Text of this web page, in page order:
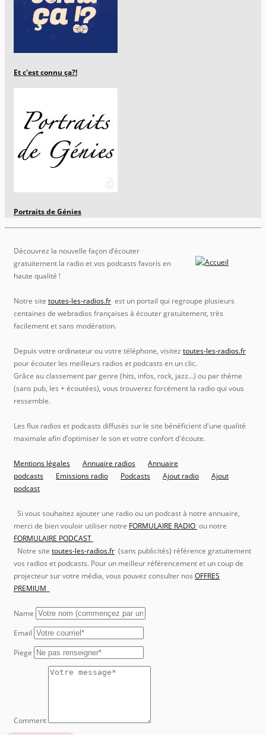
Et c'est connu ça?!
Portraits de Génies
Découvrez la nouvelle façon d’écouter
gratuitement la radio et vos podcasts favoris en
haute qualité !
Notre site toutes-les-radios.fr est un portail qui regroupe plusieurs
centaines de webradios françaises à écouter gratuitement, très
facilement et sans modération.
Depuis votre ordinateur ou votre téléphone, visitez toutes-les-radios.fr
pour écouter les meilleurs radios et podcasts en un clic.
Grâce au classement par genre (hits, infos, rock, jazz…) ou par thème
(sans pub, les + écoutées), vous trouverez forcément la radio qui vous
ressemble.
Les flux radios et podcasts diffusés sur le site bénéficient d'une qualité
maximale afin d’optimiser le son et votre confort d'écoute.
Mentions légales Annuaire radios
Annuaire
podcasts
Emissions radio Podcasts Ajout radio
Ajout
podcast
Si vous souhaitez ajouter une radio ou un podcast à notre annuaire,
merci de bien vouloir utiliser notre FORMULAIRE RADIO ou notre
FORMULAIRE PODCAST
Notre site toutes-les-radios.fr (sans publicités) référence gratuitement
vos radios et podcasts. Pour un meilleur référencement et un coup de
projecteur sur votre média, vous pouvez consulter nos OFFRES
PREMIUM
Name
Email
Piege
Comment